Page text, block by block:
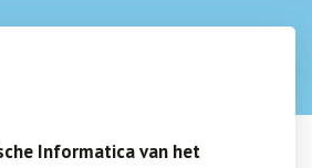
Informatica van het